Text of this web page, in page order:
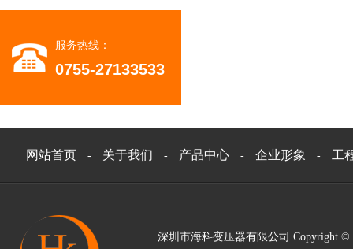
服务热线：
0755-27133533
网站首页 - 关于我们 - 产品中心- 企业形象 - 工
深圳市海科变压器有限公司 Copyright ©